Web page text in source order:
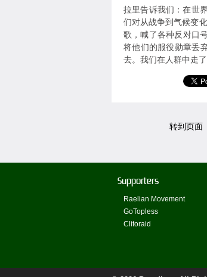
拉里告诉我们：在世
们对从战争到气候变
歌，喊了各种反对口
将他们的服役勋章丢
去。我们在人群中走
转到页面
Supporters
Raelian Movement
GoTopless
Clitoraid